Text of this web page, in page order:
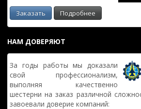
Заказать Подробнее
НАМ ДОВЕРЯЮТ
За годы работы мы доказали
свой профессионализм,
выполняя качественно
шестерни на заказ различной
завоевали доверие компаний: